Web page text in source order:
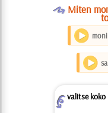
OMiten
Zvalitse koko